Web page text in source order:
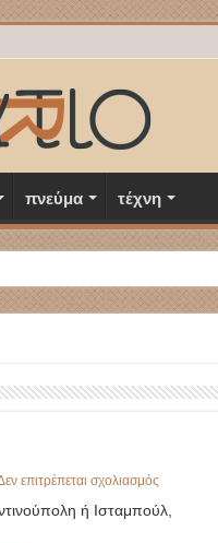
πνεύμα τέχνη
επιτρέπεται σχολιασμόςστο
ή Ισταμπούλ,